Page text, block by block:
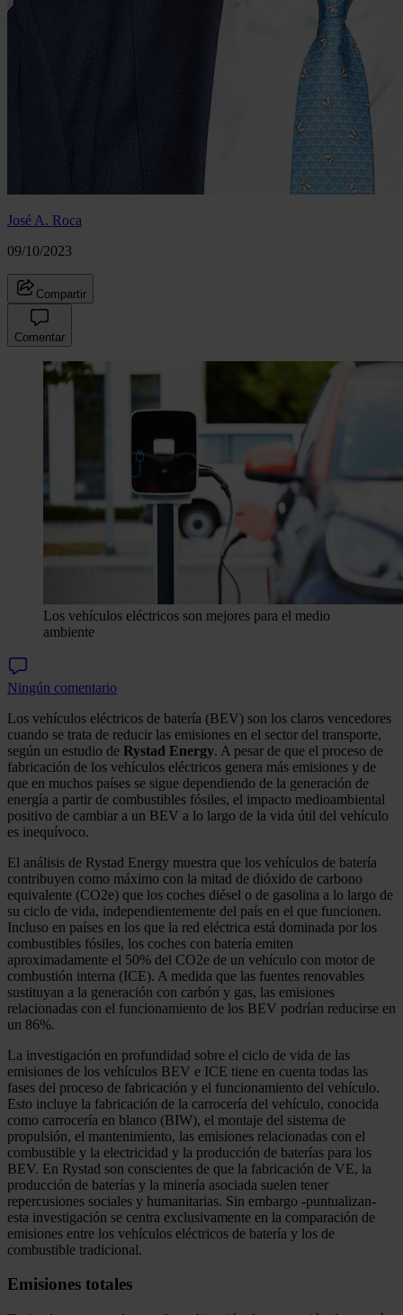
José A. Roca
09/10/2023
Compartir
Comentar
Los vehículos eléctricos son mejores para el medio
ambiente
Ningún comentario
Los vehículos eléctricos de batería (BEV) son los claros vencedores
cuando se trata de reducir las emisiones en el sector del transporte,
según un estudio de Rystad Energy. A pesar de que el proceso de
fabricación de los vehículos eléctricos genera más emisiones y de
que en muchos países se sigue dependiendo de la generación de
energía a partir de combustibles fósiles, el impacto medioambiental
positivo de cambiar a un BEV a lo largo de la vida útil del vehículo
es inequívoco.
El análisis de Rystad Energy muestra que los vehículos de batería
contribuyen como máximo con la mitad de dióxido de carbono
equivalente (CO2e) que los coches diésel o de gasolina a lo largo de
su ciclo de vida, independientemente del país en el que funcionen.
Incluso en países en los que la red eléctrica está dominada por los
combustibles fósiles, los coches con batería emiten
aproximadamente el 50% del CO2e de un vehículo con motor de
combustión interna (ICE). A medida que las fuentes renovables
sustituyan a la generación con carbón y gas, las emisiones
relacionadas con el funcionamiento de los BEV podrían reducirse en
un 86%.
La investigación en profundidad sobre el ciclo de vida de las
emisiones de los vehículos BEV e ICE tiene en cuenta todas las
fases del proceso de fabricación y el funcionamiento del vehículo.
Esto incluye la fabricación de la carrocería del vehículo, conocida
como carrocería en blanco (BIW), el montaje del sistema de
propulsión, el mantenimiento, las emisiones relacionadas con el
combustible y la electricidad y la producción de baterías para los
BEV. En Rystad son conscientes de que la fabricación de VE, la
producción de baterías y la minería asociada suelen tener
repercusiones sociales y humanitarias. Sin embargo -puntualizan-
esta investigación se centra exclusivamente en la comparación de
emisiones entre los vehículos eléctricos de batería y los de
combustible tradicional.
Emisiones totales